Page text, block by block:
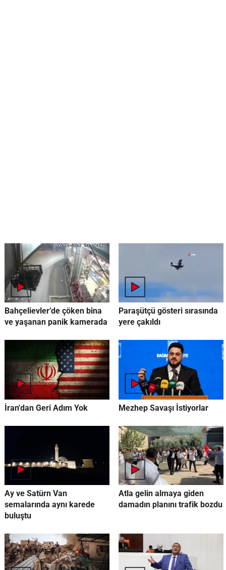
Bahçelievler’de çöken bina
ve yaşanan panik kamerada
Paraşütçü gösteri sırasında
yere çakıldı
İran'dan Geri Adım Yok Mezhep Savaşı İstiyorlar
Ay ve Satürn Van
semalarında aynı karede
buluştu
Atla gelin almaya giden
damadın planını trafik bozdu